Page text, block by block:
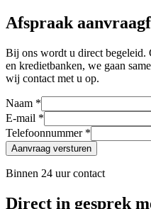
Afspraak
Bij ons wordt u direct begeleid.
en kredietbanken, we gaan
wij contact met u op.
Naam *
E-mail *
Telefoonnummer *
Aanvraag versturen
Binnen 24 uur contact
Direct in gesprek